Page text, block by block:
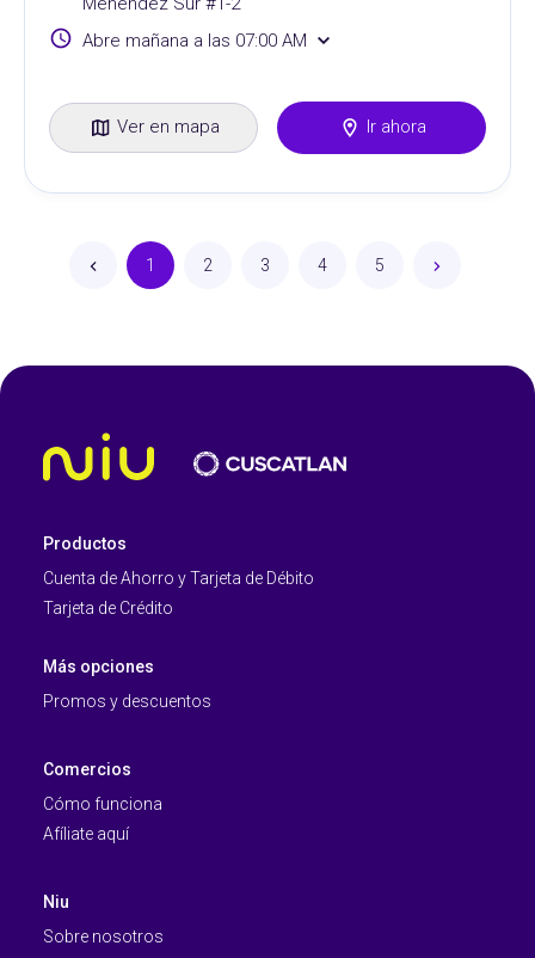
Abre mañana a las 07:00 AM
Ver en mapa Ir ahora
1 2 3 4 5
Productos
Cuenta de Ahorro y Tarjeta de Débito
Tarjeta de Crédito
Más opciones
Promos y descuentos
Comercios
Cómo funciona
Afíliate aquí
Niu
Sobre nosotros